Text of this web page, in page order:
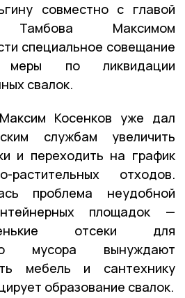
совместно с главой
Тамбова Максимом
специальное совещание
по ликвидации
свалок.
Косенков уже дал
службам увеличить
и переходить на график
растительных отходов.
проблема неудобной
площадок —
отсеки для
мусора вынуждают
мебель и сантехнику
образование свалок.